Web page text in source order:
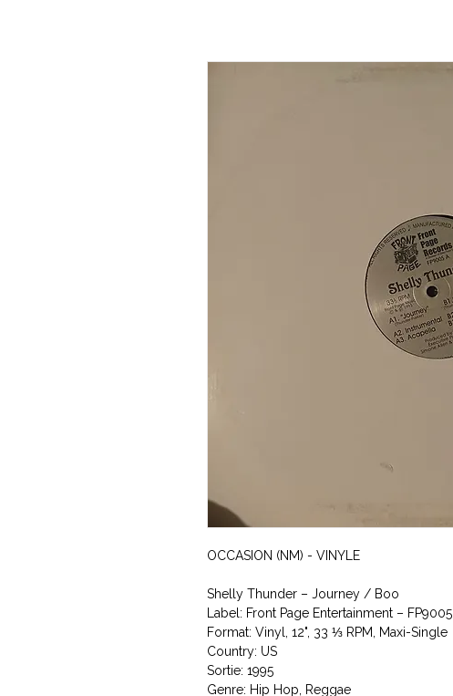
OCCASION (NM) - VINYLE
Shelly Thunder ‎– Journey / Boo
Label: Front Page Entertainment ‎– FP9005
Format: Vinyl, 12", 33 ⅓ RPM, Maxi-Single
Country: US
Sortie: 1995
Genre: Hip Hop, Reggae